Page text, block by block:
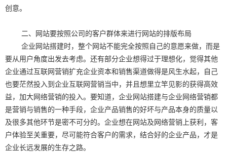
创意。
二、网站要按照公司的客户群体来进行网站的排版布局
企业网站搭建时，整个网站不能完全按照自己的意愿来做，而是
要从用户角度出发去考虑。还有部分企业想得过于理想化，觉得其他
企业通过互联网营销扩充企业资本和销售渠道做得是风生水起，自己
也要茫然投入到企业互联网营销当中，并且想里立竿见影的获得高效
益，加大网络营销的投入。要知道，企业网站搭建与企业网络营销都
是营销与销售的一种手段，企业产品销售的好坏与产品本身的质量以
及很多其他环节是密不可分的。企业想在网站及网络营销上获利，客
户体验至关重要，尽可能符合客户的需求，结合好的企业产品，才是
企业长远发展的生存之路。